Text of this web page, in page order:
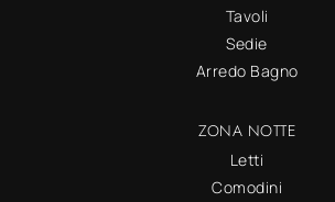
Tavoli
Sedie
Arredo Bagno
ZONA NOTTE
Letti
Comodini